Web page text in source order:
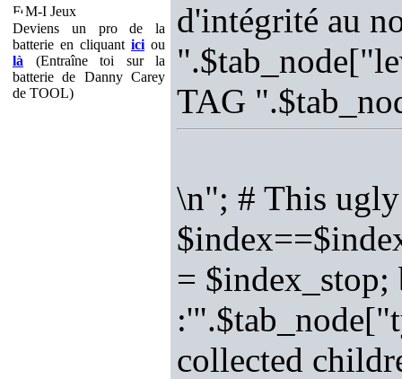
M-I Jeux
Deviens un pro de la
batterie en cliquant ici ou
là (Entraîne toi sur la
batterie de Danny Carey
de TOOL)
d'intégrité au
TAG
\n"; # This ugly
= $index_stop;
collected